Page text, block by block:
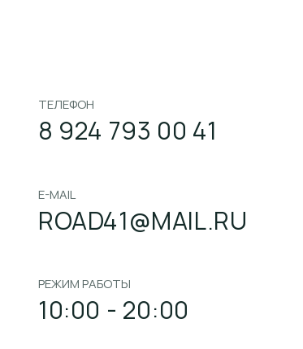
8 924 793 00 41
ТЕЛЕФОН
10:00 - 20:00
РЕЖИМ РАБОТЫ
ROAD41@MAIL.RU
E-MAIL